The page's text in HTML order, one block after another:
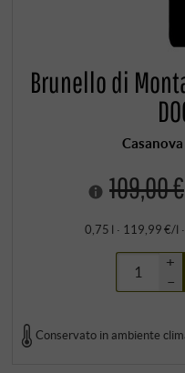
Brunello di
109,00 €
0,75 l · 119,99 €/l ·
+
–
Conservato in ambiente